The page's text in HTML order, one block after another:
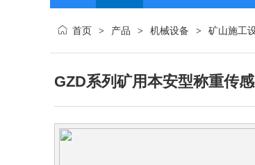
首页 > 产品 > 机械设备 > 矿山施工
GZD系列矿用本安型称重传